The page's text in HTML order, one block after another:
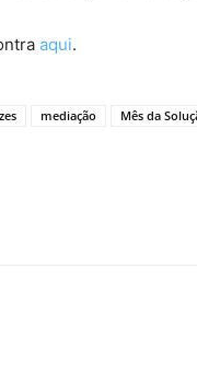
aqui.
mediação Mês da